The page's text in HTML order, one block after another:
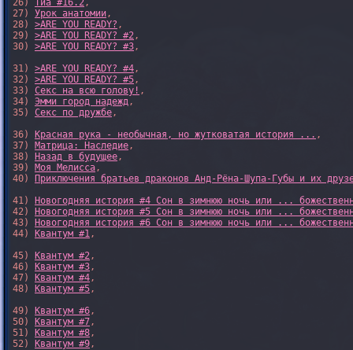
26) Тиа #16.2,
27) Урок анатомии,
28) >ARE YOU READY? ,
29) >ARE YOU READY? #2,
30) >ARE YOU READY? #3,
31) >ARE YOU READY? #4,
32) >ARE YOU READY? #5,
33) Секс на всю голову! ,
34) Эмми город надежд,
35) Секс по дружбе,
36)
Красная рука - необычная, но жутковатая история ... ,
37) Матрица: Наследие,
38)
Назад в будущее,
39) Моя Мелисса,
40)
Приключения братьев драконов Анд-Рёна-Шупа-Губы и их
41)
Новогодняя история #4 Сон в зимнюю ночь или ...
42)
Новогодняя история #5 Сон в зимнюю ночь или ...
43)
Новогодняя история #6 Сон в зимнюю ночь или ...
44)
Квантум #1,
45)
Квантум #2,
46)
Квантум #3,
47)
Квантум #4,
48)
Квантум #5,
49)
Квантум #6,
50)
Квантум #7,
51)
Квантум #8,
52)
Квантум #9,